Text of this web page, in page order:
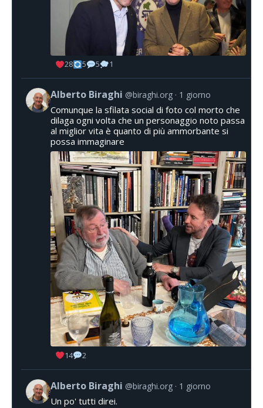
28 5 5 1
Alberto Biraghi @biraghi.org 1 giorno
Comunque la sfilata social di foto col morto che
dilaga ogni volta che un personaggio noto passa
al miglior vita è quanto di più ammorbante si
possa immaginare
14 2
Alberto Biraghi @biraghi.org 1 giorno
Un po' tutti direi.